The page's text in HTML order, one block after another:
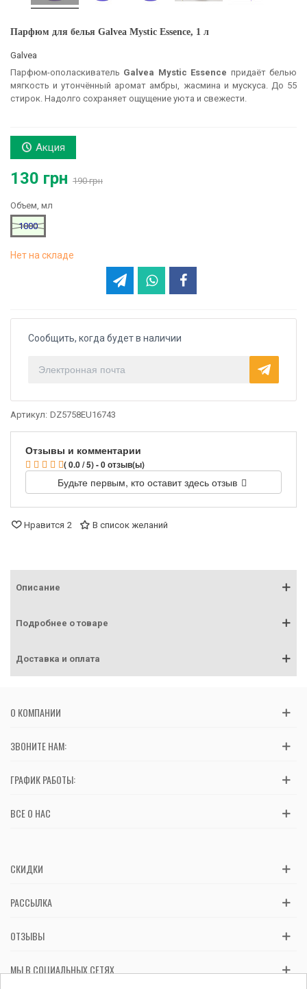
Парфюм для белья Galvea Mystic Essence, 1 л
Galvea
Парфюм-ополаскиватель Galvea Mystic Essence придаёт белью
мягкость и утончённый аромат амбры, жасмина и мускуса. До 55
стирок. Надолго сохраняет ощущение уюта и свежести.
Акция
130 грн 190 грн
Объем, мл
1000
Нет на складе
Сообщить, когда будет в наличии
Артикул: DZ5758EU16743
Отзывы и комментарии
( 0.0 / 5) - 0 отзыв(ы)
Будьте первым, кто оставит здесь отзыв
Нравится 2 В список желаний
Описание
Подробнее о товаре
Доставка и оплата
О КОМПАНИИ
ЗВОНИТЕ НАМ:
ГРАФИК РАБОТЫ:
ВСЕ О НАС
СКИДКИ
РАССЫЛКА
ОТЗЫВЫ
МЫ В СОЦИАЛЬНЫХ СЕТЯХ